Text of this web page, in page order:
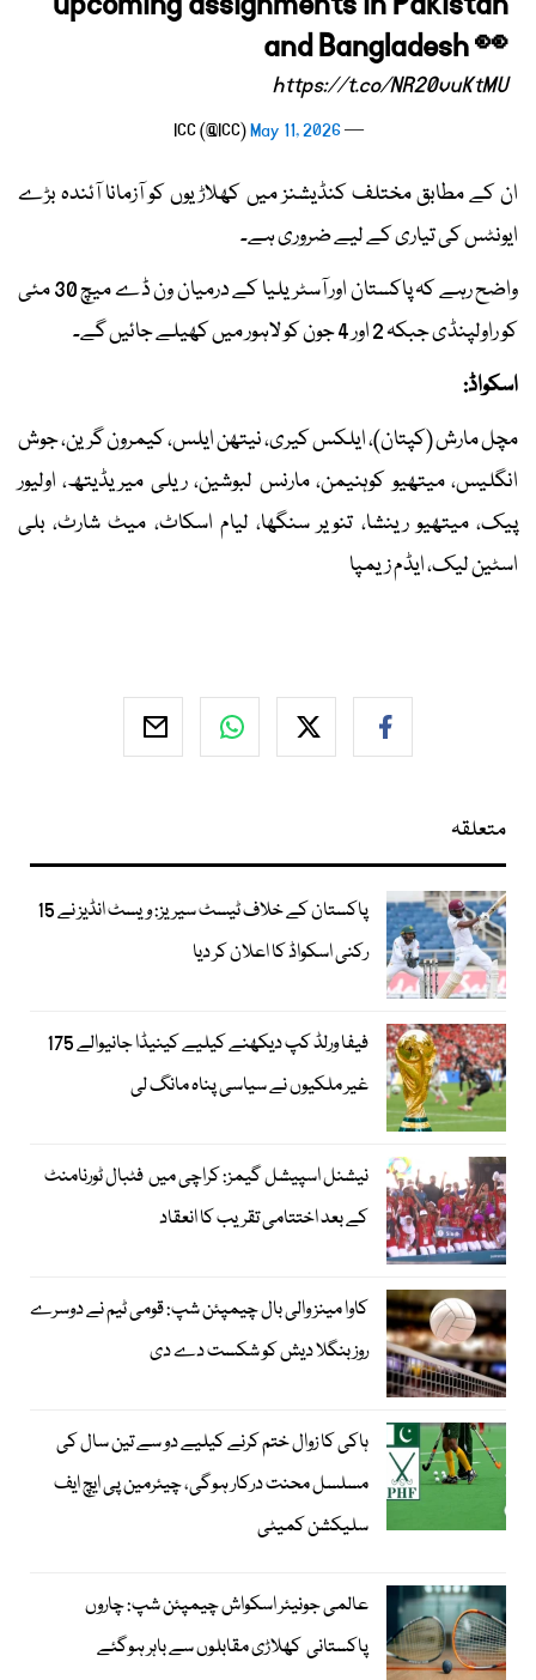
and Bangladesh 👀
https://t.co/NR20vuKtMU
— ICC (@ICC)
May 11, 2026
ان کے مطابق مختلف کنڈیشنز میں کھلاڑیوں کو آزمانا آئندہ بڑے
ایونٹس کی تیاری کے لیے ضروری ہے۔
واضح رہے کہ پاکستان اور آسٹریلیا کے درمیان ون ڈے میچ 30 مئی
کو راولپنڈی جبکہ 2 اور 4 جون کو لاہور میں کھیلے جائیں گے۔
اسکواڈ:
مچل مارش (کپتان)، ایلکس کیری، نیتھن ایلس، کیمرون گرین، جوش
انگلیس، میتھیو کوہنیمن، مارنس لبوشین، ریلی میریڈیتھ، اولیور
پیک، میتھیو رینشا، تنویر سنگھا، لیام اسکاٹ، میٹ شارٹ، بلی
اسٹین لیک، ایڈم زیمپا
متعلقہ
پاکستان کے خلاف ٹیسٹ سیریز: ویسٹ انڈیز نے 15
رکنی اسکواڈ کا اعلان کر دیا
فیفا ورلڈ کپ دیکھنے کیلیے کینیڈا جانیوالے 175
غیر ملکیوں نے سیاسی پناہ مانگ لی
نیشنل اسپیشل گیمز: کراچی میں فٹبال ٹورنامنٹ
کے بعد اختتامی تقریب کا انعقاد
کاوا مینز والی بال چیمپئن شپ: قومی ٹیم نے دوسرے
روز بنگلا دیش کو شکست دے دی
ہاکی کا زوال ختم کرنے کیلیے دو سے تین سال کی
مسلسل محنت درکار ہوگی، چیئرمین پی ایچ ایف
سلیکشن کمیٹی
عالمی جونیئر اسکواش چیمپئن شپ: چاروں
پاکستانی کھلاڑی مقابلوں سے باہر ہوگئے